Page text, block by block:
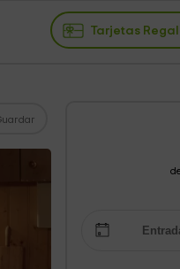
Tarjetas